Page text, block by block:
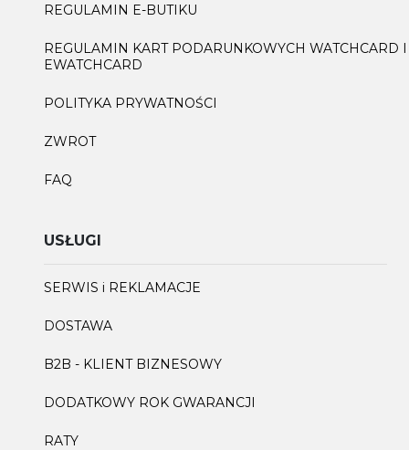
REGULAMIN E-BUTIKU
REGULAMIN KART PODARUNKOWYCH WATCHCARD I
EWATCHCARD
POLITYKA PRYWATNOŚCI
ZWROT
FAQ
USŁUGI
SERWIS i REKLAMACJE
DOSTAWA
B2B - KLIENT BIZNESOWY
DODATKOWY ROK GWARANCJI
RATY